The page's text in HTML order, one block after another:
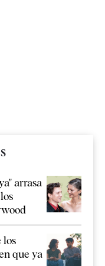
arrasa
los
que ya